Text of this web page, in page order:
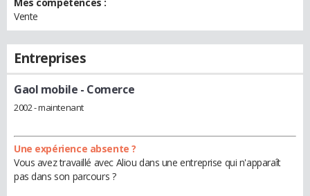
Vente
Entreprises
Gaol mobile - Comerce
2002 - maintenant
Une expérience absente ?
Vous avez travaillé avec Aliou dans une entreprise qui n'apparaît
pas dans son parcours ?